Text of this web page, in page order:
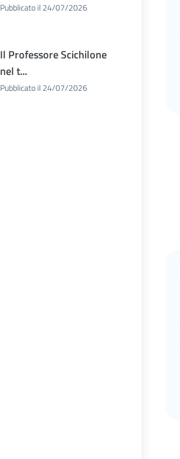
Pubblicato il 24/07/2026
Il Professore Scichilone
nel t...
Pubblicato il 24/07/2026